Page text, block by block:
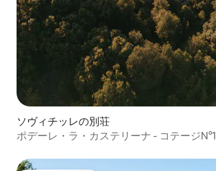
ソヴィチッレの別荘
ポデーレ・ラ・カステリーナ - コテージN°1